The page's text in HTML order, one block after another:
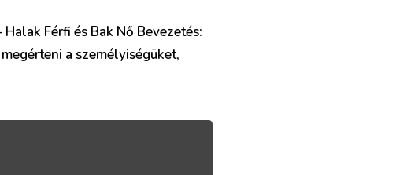
Férfi és Bak Nő Bevezetés:
a személyiségüket,